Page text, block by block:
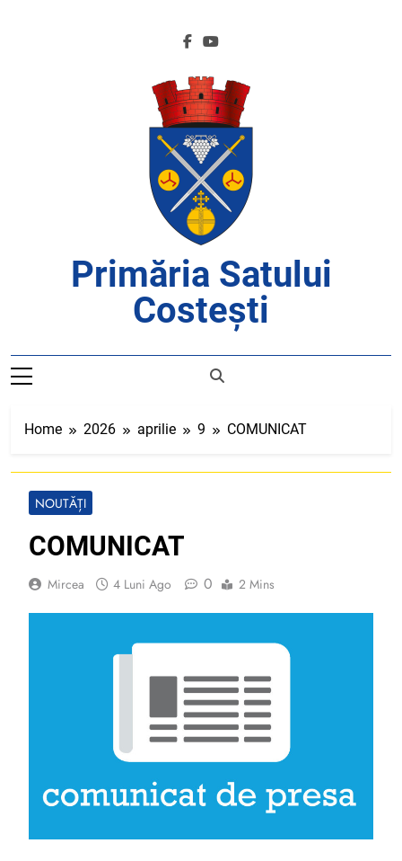
Primăria Satului
Costești
Home 2026 aprilie 9 COMUNICAT
NOUTĂȚI
COMUNICAT
Mircea 4 Luni Ago 0 2 Mins